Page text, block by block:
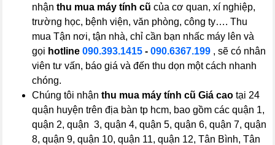
nhậnthu mua máy tính cũ của cơ quan, xí nghiệp,
trường học, bệnh viện, văn phòng, công ty…. Thu
mua Tận nơi, tận nhà, chỉ cần bạn nhấc máy lên và
gọi hotline090.393.1415 -090.6367.199 , sẽ có nhân
viên tư vấn, báo giá và đến thu dọn một cách nhanh
chóng.
Chúng tôi nhậnthu mua máy tính cũ Giá cao tại 24
quận huyện trên địa bàn tp hcm, bao gồm các quận 1,
quận 2, quận 3, quận 4, quận 5, quận 6, quận 7, quận
8, quận 9, quận 10, quận 11, quận 12, Tân Bình, Tân